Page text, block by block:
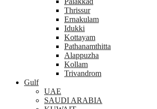
Thrissur
Ernakulam
Idukki
Kottayam
Pathanamthitta
Alappuzha
Kollam
Trivandrom
Gulf
UAE
SAUDI ARABIA